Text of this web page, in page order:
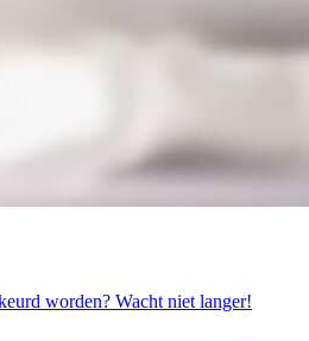
worden? Wacht niet langer!